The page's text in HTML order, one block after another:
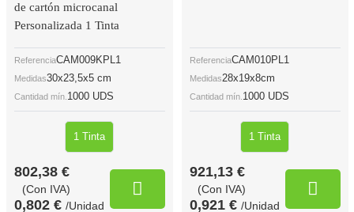
de cartón microcanal
Personalizada 1 Tinta
ReferenciaCAM009KPL1
Medidas30x23,5x5 cm
Cantidad mín. 1000 UDS
1 Tinta
802,38 €
(Con IVA)
0,802 € /Unidad
ReferenciaCAM010PL1
Medidas28x19x8cm
Cantidad mín. 1000 UDS
1 Tinta
921,13 €
(Con IVA)
0,921 € /Unidad